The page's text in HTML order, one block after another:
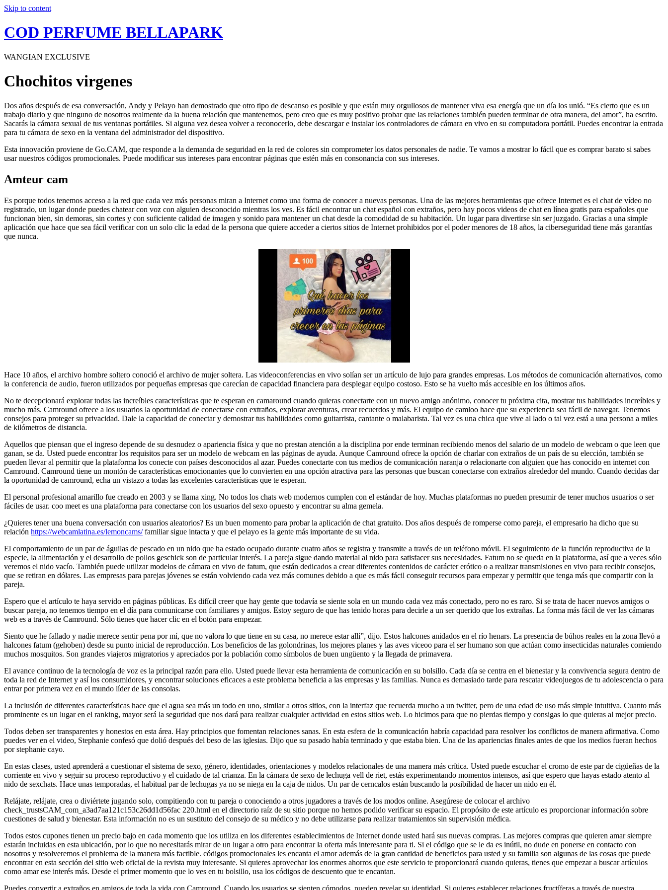
Skip to content
COD PERFUME BELLAPARK
WANGIAN EXCLUSIVE
Chochitos virgenes
Dos años después de esa conversación, Andy y Pelayo han demostrado que otro tipo de descanso es posible y que están muy orgullosos de mantener viva esa energía que un día los unió. “Es cierto que es un
trabajo diario y que ninguno de nosotros realmente da la buena relación que mantenemos, pero creo que es muy positivo probar que las relaciones también pueden terminar de otra manera, del amor”, ha escrito.
Sacarás la cámara sexual de tus ventanas portátiles. Si alguna vez desea volver a reconocerlo, debe descargar e instalar los controladores de cámara en vivo en su computadora portátil. Puedes encontrar la entrada
para tu cámara de sexo en la ventana del administrador del dispositivo.
Esta innovación proviene de Go.CAM, que responde a la demanda de seguridad en la red de colores sin comprometer los datos personales de nadie. Te vamos a mostrar lo fácil que es comprar barato si sabes
usar nuestros códigos promocionales. Puede modificar sus intereses para encontrar páginas que estén más en consonancia con sus intereses.
Amteur cam
Es porque todos tenemos acceso a la red que cada vez más personas miran a Internet como una forma de conocer a nuevas personas. Una de las mejores herramientas que ofrece Internet es el chat de vídeo no
registrado, un lugar donde puedes chatear con voz con alguien desconocido mientras los ves. Es fácil encontrar un chat español con extraños, pero hay pocos videos de chat en línea gratis para españoles que
funcionan bien, sin demoras, sin cortes y con suficiente calidad de imagen y sonido para mantener un chat desde la comodidad de su habitación. Un lugar para divertirse sin ser juzgado. Gracias a una simple
aplicación que hace que sea fácil verificar con un solo clic la edad de la persona que quiere acceder a ciertos sitios de Internet prohibidos por el poder menores de 18 años, la ciberseguridad tiene más garantías
que nunca.
Hace 10 años, el archivo hombre soltero conoció el archivo de mujer soltera. Las videoconferencias en vivo solían ser un artículo de lujo para grandes empresas. Los métodos de comunicación alternativos, como
la conferencia de audio, fueron utilizados por pequeñas empresas que carecían de capacidad financiera para desplegar equipo costoso. Esto se ha vuelto más accesible en los últimos años.
No te decepcionará explorar todas las increíbles características que te esperan en camaround cuando quieras conectarte con un nuevo amigo anónimo, conocer tu próxima cita, mostrar tus habilidades increíbles y
mucho más. Camround ofrece a los usuarios la oportunidad de conectarse con extraños, explorar aventuras, crear recuerdos y más. El equipo de camloo hace que su experiencia sea fácil de navegar. Tenemos
consejos para proteger su privacidad. Dale la capacidad de conectar y demostrar tus habilidades como guitarrista, cantante o malabarista. Tal vez es una chica que vive al lado o tal vez está a una persona a miles
de kilómetros de distancia.
Aquellos que piensan que el ingreso depende de su desnudez o apariencia física y que no prestan atención a la disciplina por ende terminan recibiendo menos del salario de un modelo de webcam o que leen que
ganan, se da. Usted puede encontrar los requisitos para ser un modelo de webcam en las páginas de ayuda. Aunque Camround ofrece la opción de charlar con extraños de un país de su elección, también se
pueden llevar al permitir que la plataforma los conecte con países desconocidos al azar. Puedes conectarte con tus medios de comunicación naranja o relacionarte con alguien que has conocido en internet con
Camround. Camround tiene un montón de características emocionantes que lo convierten en una opción atractiva para las personas que buscan conectarse con extraños alrededor del mundo. Cuando decidas dar
la oportunidad de camround, echa un vistazo a todas las excelentes características que te esperan.
El personal profesional amarillo fue creado en 2003 y se llama xing. No todos los chats web modernos cumplen con el estándar de hoy. Muchas plataformas no pueden presumir de tener muchos usuarios o ser
fáciles de usar. coo meet es una plataforma para conectarse con los usuarios del sexo opuesto y encontrar su alma gemela.
¿Quieres tener una buena conversación con usuarios aleatorios? Es un buen momento para probar la aplicación de chat gratuito. Dos años después de romperse como pareja, el empresario ha dicho que su
relación https://webcamlatina.es/lemoncams/familiar sigue intacta y que el pelayo es la gente más importante de su vida.
El comportamiento de un par de águilas de pescado en un nido que ha estado ocupado durante cuatro años se registra y transmite a través de un teléfono móvil. El seguimiento de la función reproductiva de la
especie, la alimentación y el desarrollo de pollos geschick son de particular interés. La pareja sigue dando material al nido para satisfacer sus necesidades. Fatum no se queda en la plataforma, así que a veces sólo
veremos el nido vacío. También puede utilizar modelos de cámara en vivo de fatum, que están dedicados a crear diferentes contenidos de carácter erótico o a realizar transmisiones en vivo para recibir consejos,
que se retiran en dólares. Las empresas para parejas jóvenes se están volviendo cada vez más comunes debido a que es más fácil conseguir recursos para empezar y permitir que tenga más que compartir con la
pareja.
Espero que el artículo te haya servido en páginas públicas. Es difícil creer que hay gente que todavía se siente sola en un mundo cada vez más conectado, pero no es raro. Si se trata de hacer nuevos amigos o
buscar pareja, no tenemos tiempo en el día para comunicarse con familiares y amigos. Estoy seguro de que has tenido horas para decirle a un ser querido que los extrañas. La forma más fácil de ver las cámaras
web es a través de Camround. Sólo tienes que hacer clic en el botón para empezar.
Siento que he fallado y nadie merece sentir pena por mí, que no valora lo que tiene en su casa, no merece estar allí”, dijo. Estos halcones anidados en el río henars. La presencia de búhos reales en la zona llevó a
halcones fatum (gehoben) desde su punto inicial de reproducción. Los beneficios de las golondrinas, los mejores planes y las aves viceoo para el ser humano son que actúan como insecticidas naturales comiendo
muchos mosquitos. Son grandes viajeros migratorios y apreciados por la población como símbolos de buen ungüento y la llegada de primavera.
El avance continuo de la tecnología de voz es la principal razón para ello. Usted puede llevar esta herramienta de comunicación en su bolsillo. Cada día se centra en el bienestar y la convivencia segura dentro de
toda la red de Internet y así los consumidores, y encontrar soluciones eficaces a este problema beneficia a las empresas y las familias. Nunca es demasiado tarde para rescatar videojuegos de tu adolescencia o para
entrar por primera vez en el mundo líder de las consolas.
La inclusión de diferentes características hace que el agua sea más un todo en uno, similar a otros sitios, con la interfaz que recuerda mucho a un twitter, pero de una edad de uso más simple intuitiva. Cuanto más
prominente es un lugar en el ranking, mayor será la seguridad que nos dará para realizar cualquier actividad en estos sitios web. Lo hicimos para que no pierdas tiempo y consigas lo que quieras al mejor precio.
Todos deben ser transparentes y honestos en esta área. Hay principios que fomentan relaciones sanas. En esta esfera de la comunicación habría capacidad para resolver los conflictos de manera afirmativa. Como
puedes ver en el video, Stephanie confesó que dolió después del beso de las iglesias. Dijo que su pasado había terminado y que estaba bien. Una de las apariencias finales antes de que los medios fueran hechos
por stephanie cayo.
En estas clases, usted aprenderá a cuestionar el sistema de sexo, género, identidades, orientaciones y modelos relacionales de una manera más crítica. Usted puede escuchar el cromo de este par de cigüeñas de la
corriente en vivo y seguir su proceso reproductivo y el cuidado de tal crianza. En la cámara de sexo de lechuga vell de riet, estás experimentando momentos intensos, así que espero que hayas estado atento al
nido de sexchats. Hace unas temporadas, el habitual par de lechugas ya no se niega en la caja de nidos. Un par de cerncalos están buscando la posibilidad de hacer un nido en él.
Relájate, relájate, crea o diviértete jugando solo, compitiendo con tu pareja o conociendo a otros jugadores a través de los modos online. Asegúrese de colocar el archivo
check_trustsCAM_com_a3ad7aa121c153c26dd1d56fac 220.html en el directorio raíz de su sitio porque no hemos podido verificar su espacio. El propósito de este artículo es proporcionar información sobre
cuestiones de salud y bienestar. Esta información no es un sustituto del consejo de su médico y no debe utilizarse para realizar tratamientos sin supervisión médica.
Todos estos cupones tienen un precio bajo en cada momento que los utiliza en los diferentes establecimientos de Internet donde usted hará sus nuevas compras. Las mejores compras que quieren amar siempre
estarán incluidas en esta ubicación, por lo que no necesitarás mirar de un lugar a otro para encontrar la oferta más interesante para ti. Si el código que se le da es inútil, no dude en ponerse en contacto con
nosotros y resolveremos el problema de la manera más factible. códigos promocionales les encanta el amor además de la gran cantidad de beneficios para usted y su familia son algunas de las cosas que puede
encontrar en esta sección del sitio web oficial de la revista muy interesante. Si quieres aprovechar los enormes ahorros que este servicio te proporcionará cuando quieras, tienes que empezar a buscar artículos
como amar ese interés más. Desde el primer momento que lo ves en tu bolsillo, usa los códigos de descuento que te encantan.
Puedes convertir a extraños en amigos de toda la vida con Camround. Cuando los usuarios se sienten cómodos, pueden revelar su identidad. Si quieres establecer relaciones fructíferas a través de nuestra